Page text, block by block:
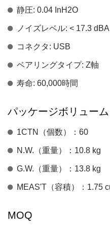
静圧: 0.04 InH2O
ノイズレベル: < 17.3 dBA
コネクタ: USB
ベアリングタイプ: Z軸
寿命: 60,000時間
パッケージボリューム
1CTN（個数）：60
N.W.（重量）：10.8 kg
G.W.（重量）：13.8 kg
MEAS'T（容積）：1.75
MOQ